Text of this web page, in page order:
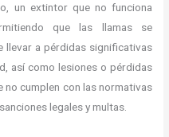
un extintor que no funciona
que las llamas se
llevar a pérdidas significativas
así como lesiones o pérdidas
no cumplen con las normativas
legales y multas.